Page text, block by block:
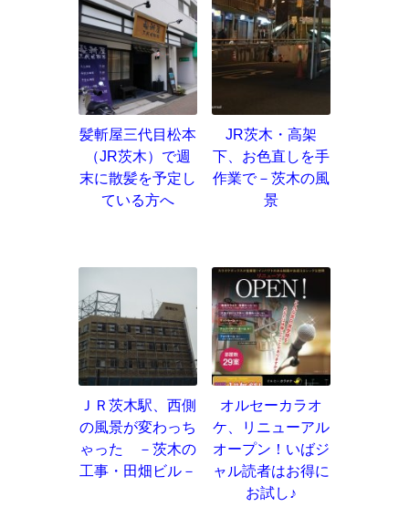
髪斬屋三代目松本
（JR茨木）で週
末に散髪を予定し
ている方へ
JR茨木・高架
下、お色直しを手
作業で－茨木の風
景
ＪＲ茨木駅、西側
の風景が変わっち
ゃった －茨木の
工事・田畑ビル－
オルセーカラオ
ケ、リニューアル
オープン！いばジ
ャル読者はお得に
お試し♪